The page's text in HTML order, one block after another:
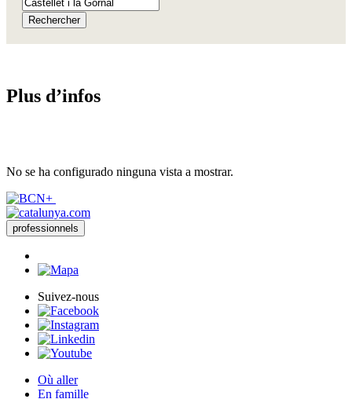
Rechercher
Plus d’infos
No se ha configurado ninguna vista a mostrar.
professionnels
Suivez-nous
Où aller
En famille